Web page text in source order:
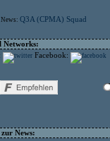
Q3A (CPMA) Squad
Networks:
Facebook:
zur News: